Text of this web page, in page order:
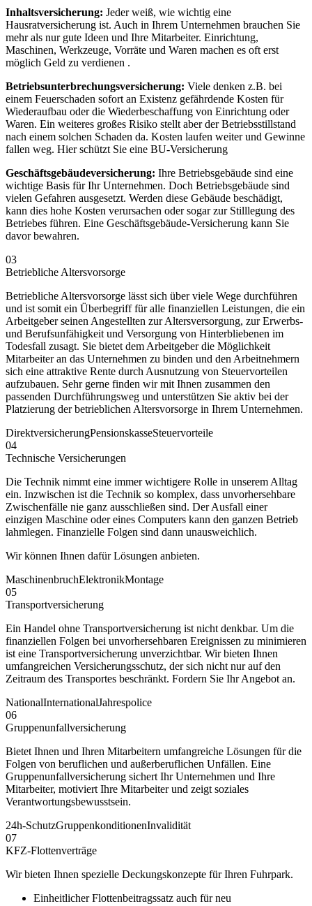
Inhaltsversicherung: Jeder weiß, wie wichtig eine
Hausratversicherung ist. Auch in Ihrem Unternehmen brauchen Sie
mehr als nur gute Ideen und Ihre Mitarbeiter. Einrichtung,
Maschinen, Werkzeuge, Vorräte und Waren machen es oft erst
möglich Geld zu verdienen .
Betriebsunterbrechungsversicherung: Viele denken z.B. bei
einem Feuerschaden sofort an Existenz gefährdende Kosten für
Wiederaufbau oder die Wiederbeschaffung von Einrichtung oder
Waren. Ein weiteres großes Risiko stellt aber der Betriebsstillstand
nach einem solchen Schaden da. Kosten laufen weiter und Gewinne
fallen weg. Hier schützt Sie eine BU-Versicherung
Geschäftsgebäudeversicherung: Ihre Betriebsgebäude sind eine
wichtige Basis für Ihr Unternehmen. Doch Betriebsgebäude sind
vielen Gefahren ausgesetzt. Werden diese Gebäude beschädigt,
kann dies hohe Kosten verursachen oder sogar zur Stilllegung des
Betriebes führen. Eine Geschäftsgebäude-Versicherung kann Sie
davor bewahren.
03
Betriebliche Altersvorsorge
Betriebliche Altersvorsorge lässt sich über viele Wege durchführen
und ist somit ein Überbegriff für alle finanziellen Leistungen, die ein
Arbeitgeber seinen Angestellten zur Altersversorgung, zur Erwerbs-
und Berufsunfähigkeit und Versorgung von Hinterbliebenen im
Todesfall zusagt. Sie bietet dem Arbeitgeber die Möglichkeit
Mitarbeiter an das Unternehmen zu binden und den Arbeitnehmern
sich eine attraktive Rente durch Ausnutzung von Steuervorteilen
aufzubauen. Sehr gerne finden wir mit Ihnen zusammen den
passenden Durchführungsweg und unterstützen Sie aktiv bei der
Platzierung der betrieblichen Altersvorsorge in Ihrem Unternehmen.
DirektversicherungPensionskasseSteuervorteile
04
Technische Versicherungen
Die Technik nimmt eine immer wichtigere Rolle in unserem Alltag
ein. Inzwischen ist die Technik so komplex, dass unvorhersehbare
Zwischenfälle nie ganz ausschließen sind. Der Ausfall einer
einzigen Maschine oder eines Computers kann den ganzen Betrieb
lahmlegen. Finanzielle Folgen sind dann unausweichlich.
Wir können Ihnen dafür Lösungen anbieten.
MaschinenbruchElektronikMontage
05
Transportversicherung
Ein Handel ohne Transportversicherung ist nicht denkbar. Um die
finanziellen Folgen bei unvorhersehbaren Ereignissen zu minimieren
ist eine Transportversicherung unverzichtbar. Wir bieten Ihnen
umfangreichen Versicherungsschutz, der sich nicht nur auf den
Zeitraum des Transportes beschränkt. Fordern Sie Ihr Angebot an.
NationalInternationalJahrespolice
06
Gruppenunfallversicherung
Bietet Ihnen und Ihren Mitarbeitern umfangreiche Lösungen für die
Folgen von beruflichen und außerberuflichen Unfällen. Eine
Gruppenunfallversicherung sichert Ihr Unternehmen und Ihre
Mitarbeiter, motiviert Ihre Mitarbeiter und zeigt soziales
Verantwortungsbewusstsein.
24h-SchutzGruppenkonditionenInvalidität
07
KFZ-Flottenverträge
Wir bieten Ihnen spezielle Deckungskonzepte für Ihren Fuhrpark.
Einheitlicher Flottenbeitragssatz auch für neu